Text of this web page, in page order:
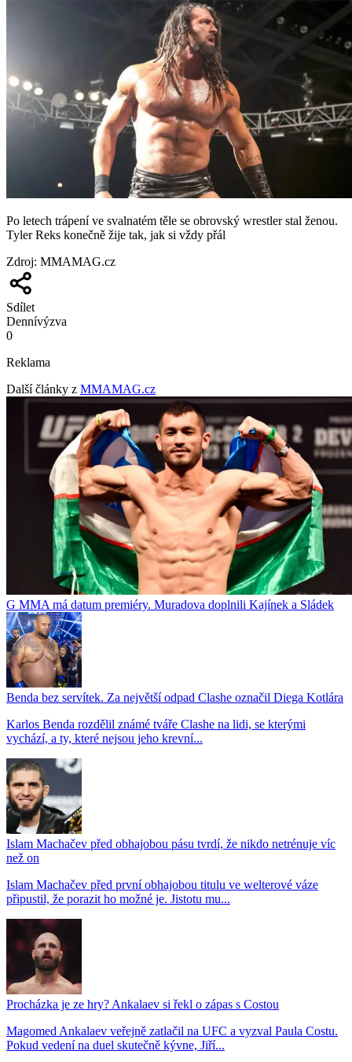
Po letech trápení ve svalnatém těle se obrovský wrestler stal ženou.
Tyler Reks konečně žije tak, jak si vždy přál
Zdroj: MMAMAG.cz
Sdílet
Dennívýzva
0
Reklama
Další články z MMAMAG.cz
G MMA má datum premiéry. Muradova doplnili Kajínek a Sládek
Benda bez servítek. Za největší odpad Clashe označil Diega Kotlára
Karlos Benda rozdělil známé tváře Clashe na lidi, se kterými
vychází, a ty, které nejsou jeho krevní...
Islam Machačev před obhajobou pásu tvrdí, že nikdo netrénuje víc
než on
Islam Machačev před první obhajobou titulu ve welterové váze
připustil, že porazit ho možné je. Jistotu mu...
Procházka je ze hry? Ankalaev si řekl o zápas s Costou
Magomed Ankalaev veřejně zatlačil na UFC a vyzval Paula Costu.
Pokud vedení na duel skutečně kývne, Jiří...